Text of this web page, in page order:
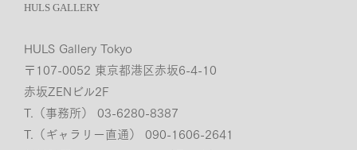
HULS GALLERY
HULS Gallery Tokyo
〒107-0052 東京都港区赤坂6-4-10
赤坂ZENビル2F
T.（事務所） 03-6280-8387
T.（ギャラリー直通） 090-1606-2641